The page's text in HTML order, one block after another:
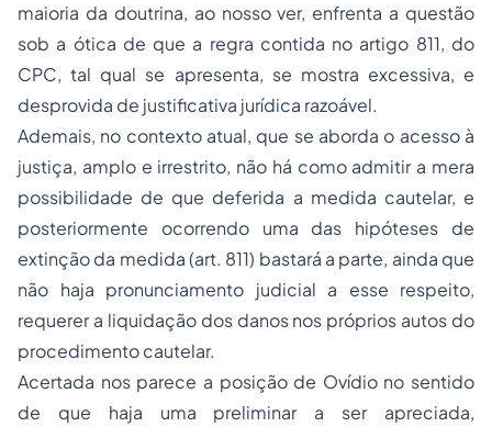
maioria da doutrina, ao nosso ver, enfrenta a questão
sob a ótica de que a regra contida no artigo 811, do
CPC, tal qual se apresenta, se mostra excessiva, e
desprovida de justificativa jurídica razoável.
Ademais, no contexto atual, que se aborda o acesso à
justiça, amplo e irrestrito, não há como admitir a mera
possibilidade de que deferida a medida cautelar, e
posteriormente ocorrendo uma das hipóteses de
extinção da medida (art. 811) bastará a parte, ainda que
não haja pronunciamento judicial a esse respeito,
requerer a liquidação dos danos nos próprios autos do
procedimento cautelar.
Acertada nos parece a posição de Ovídio no sentido
de que haja uma preliminar a ser apreciada,